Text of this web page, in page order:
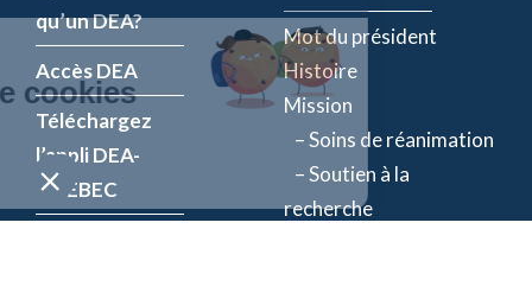
qu’un DEA?
Accès DEA
Téléchargez
l’appli DEA-
QUÉBEC
Mot du président
Histoire
Mission
– Soins de réanimation
– Soutien à la
recherche